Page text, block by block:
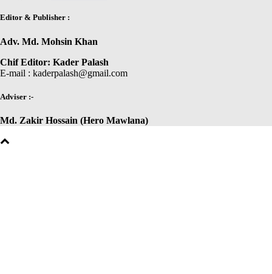
Editor & Publisher :
Adv. Md. Mohsin Khan
Chif Editor: Kader Palash
E-mail : kaderpalash@gmail.com
Adviser :-
Md. Zakir Hossain (Hero Mawlana)